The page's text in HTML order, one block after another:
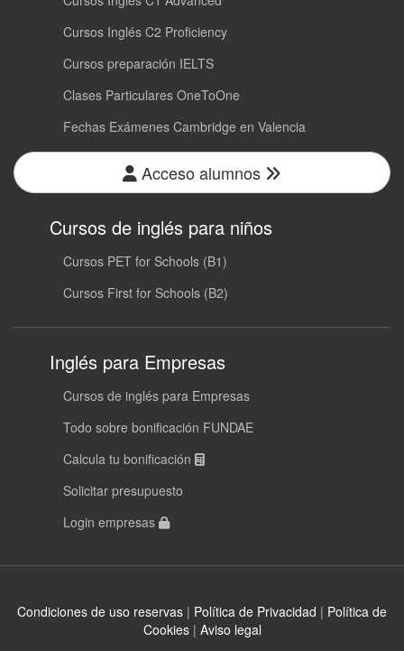
Cursos Inglés C2 Proficiency
Cursos preparación IELTS
Clases Particulares OneToOne
Fechas Exámenes Cambridge en Valencia
Acceso alumnos
Cursos de inglés para niños
Cursos PET for Schools (B1)
Cursos First for Schools (B2)
Inglés para Empresas
Cursos de inglés para Empresas
Todo sobre bonificación FUNDAE
Calcula tu bonificación
Solicitar presupuesto
Login empresas
Condiciones de uso reservas | Política de Privacidad | Política de
Cookies| Aviso legal